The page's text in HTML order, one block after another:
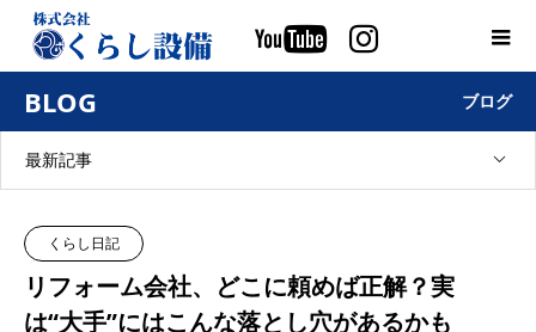
BLOG ブログ
最新記事
くらし日記
リフォーム会社、どこに頼めば正解？実
は“大手”にはこんな落とし穴があるかも